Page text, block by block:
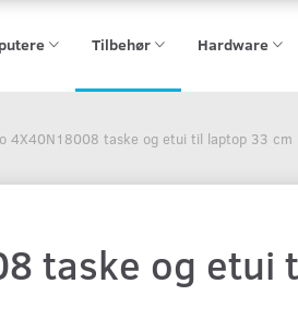
Tilbehør Hardware
4X40N18008 taske og etui til laptop 33
taske og